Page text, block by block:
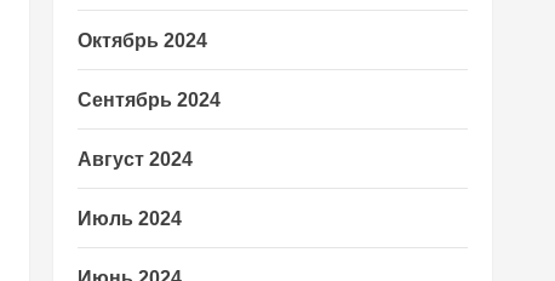
Октябрь 2024
Сентябрь 2024
Август 2024
Июль 2024